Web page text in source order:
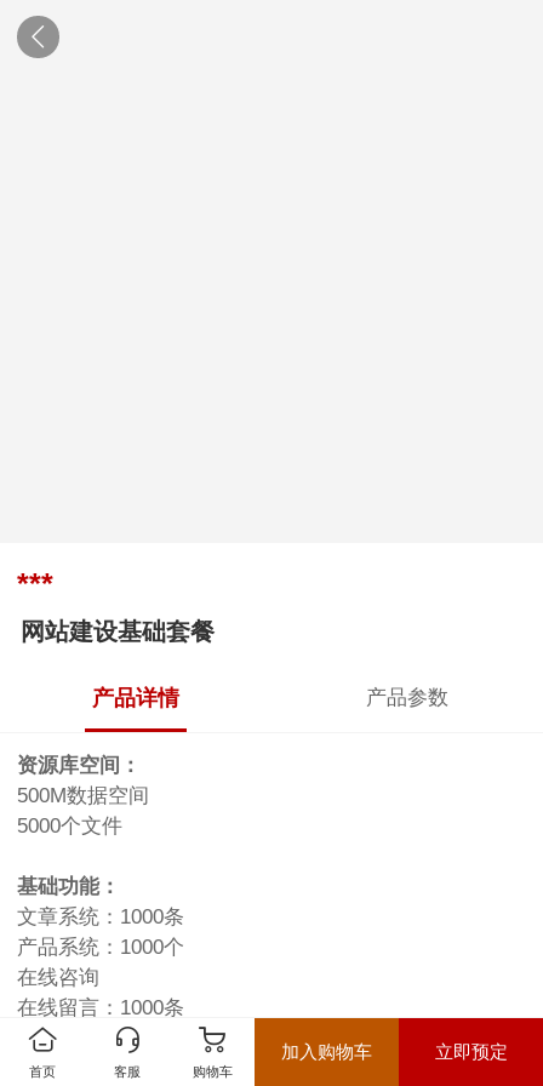
***
网站建设基础套餐
产品详情 产品参数
资源库空间：
500M数据空间
5000个文件
基础功能：
文章系统：1000条
产品系统：1000个
在线咨询
在线留言：1000条
在线表单：100个，提交数量1000个
中文简体版
首页 客服 购物车
加入购物车 立即预定